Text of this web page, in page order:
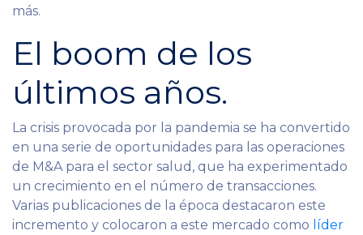
más.
El boom de los
últimos años.
La crisis provocada por la pandemia se ha convertido
en una serie de oportunidades para las operaciones
de M&A para el sector salud, que ha experimentado
un crecimiento en el número de transacciones.
Varias publicaciones de la época destacaron este
incremento y colocaron a este mercado como líder